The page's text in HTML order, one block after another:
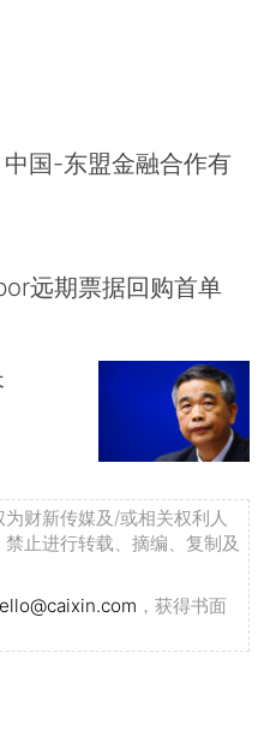
国-东盟金融合作有
远期票据回购首单
财新传媒及/或相关权利人
止进行转载、摘编、复制及
，获得书面